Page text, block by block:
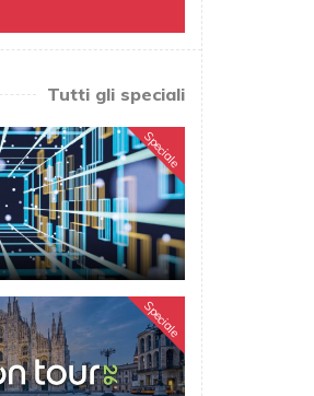
Tutti gli speciali
Speciale
Speciale